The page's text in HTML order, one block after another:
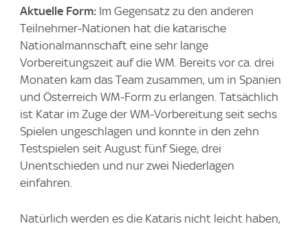
Aktuelle Form: Im Gegensatz zu den anderen
Teilnehmer-Nationen hat die katarische
Nationalmannschaft eine sehr lange
Vorbereitungszeit auf die WM. Bereits vor ca. drei
Monaten kam das Team zusammen, um in Spanien
und Österreich WM-Form zu erlangen. Tatsächlich
ist Katar im Zuge der WM-Vorbereitung seit sechs
Spielen ungeschlagen und konnte in den zehn
Testspielen seit August fünf Siege, drei
Unentschieden und nur zwei Niederlagen
einfahren.
Natürlich werden es die Kataris nicht leicht haben,